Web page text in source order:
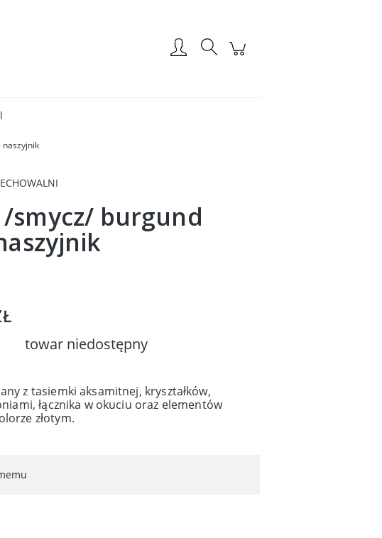
smycz/ burgund
towar niedostępny
z tasiemki aksamitnej, kryształków,
łącznika w okuciu oraz elementów
złotym.